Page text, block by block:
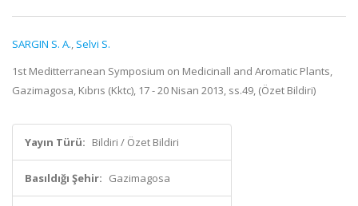
SARGIN S. A., Selvi S.
1st Meditterranean Symposium on Medicinall and Aromatic Plants,
Gazimagosa, Kıbrıs (Kktc), 17 - 20 Nisan 2013, ss.49, (Özet Bildiri)
Yayın Türü: Bildiri / Özet Bildiri
Basıldığı Şehir: Gazimagosa